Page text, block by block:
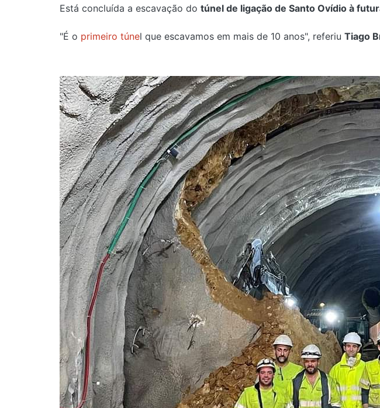
Está concluída a escavação do túnel de ligação de Santo Ovídio à
"É o primeiro túnel que escavamos em mais de 10 anos", referiu Tiago